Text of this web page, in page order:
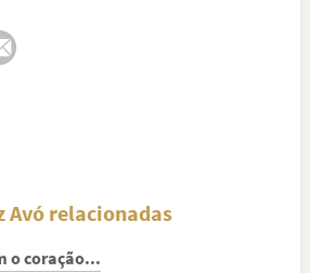
Avó relacionadas
o coração...